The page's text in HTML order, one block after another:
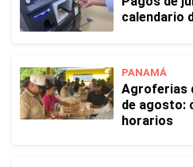
calendario
PANAMÁ
Agroferias
de agosto:
horarios